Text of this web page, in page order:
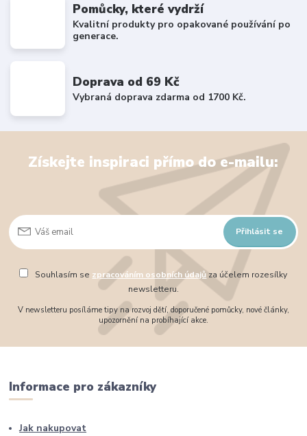
Pomůcky, které vydrží
Kvalitní produkty pro opakované používání po
generace.
Doprava od 69 Kč
Vybraná doprava zdarma od 1700 Kč.
Získejte inspiraci přímo do e-mailu:
Přihlásit se
Souhlasím se zpracováním osobních údajůza účelem rozesílky
newsletteru.
V newsletteru posíláme tipy na rozvoj dětí, doporučené pomůcky, nové články,
upozornění na probíhající akce.
Informace pro zákazníky
Jak nakupovat